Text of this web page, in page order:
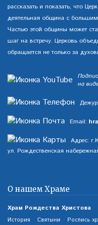
рассказать и показать, что
деятельная община с
Частью этой общины может
шаг на встречу. Церковь
обращается не только за
на
Email:
Адрес:
ул. Рождественская
О нашем Храме
Храм Рождества Христова
История Святыни Роспись